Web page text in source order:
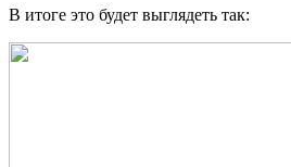
В итоге это будет выглядеть так: